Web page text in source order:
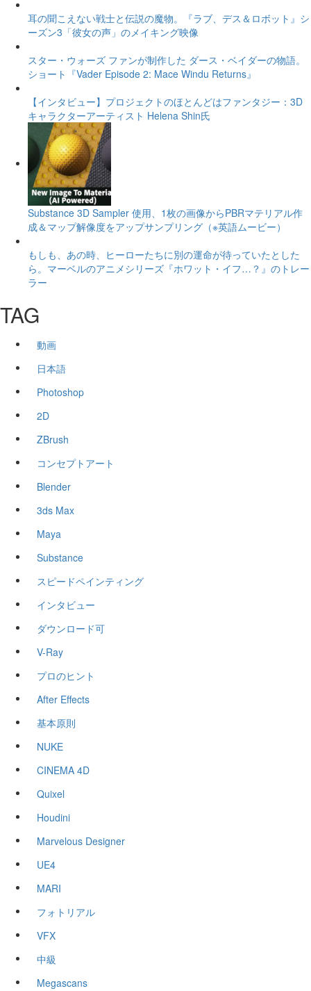
耳の聞こえない戦士と伝説の魔物。『ラブ、デス＆ロボット』シ
ーズン3「彼女の声」のメイキング映像
スター・ウォーズ ファンが制作した ダース・ベイダーの物語。
ショート『Vader Episode 2: Mace Windu Returns』
【インタビュー】プロジェクトのほとんどはファンタジー：3D
キャラクターアーティスト Helena Shin氏
Substance 3D Sampler 使用、1枚の画像からPBRマテリアル作
成＆マップ解像度をアップサンプリング（※英語ムービー）
もしも、あの時、ヒーローたちに別の運命が待っていたとした
ら。マーベルのアニメシリーズ『ホワット・イフ…？』のトレー
ラー
TAG
動画
日本語
Photoshop
2D
ZBrush
コンセプトアート
Blender
3ds Max
Maya
Substance
スピードペインティング
インタビュー
ダウンロード可
V-Ray
プロのヒント
After Effects
基本原則
NUKE
CINEMA 4D
Quixel
Houdini
Marvelous Designer
UE4
MARI
フォトリアル
VFX
中級
Megascans